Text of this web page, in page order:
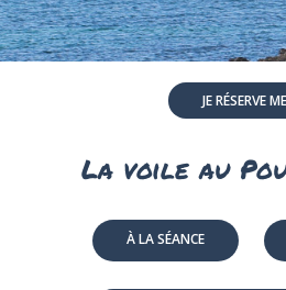
JE RÉSERVE
La voile au
À LA SÉANCE